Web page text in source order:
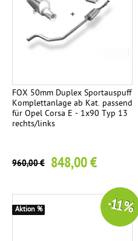
FOX 50mm Duplex Sportauspuff
Komplettanlage ab Kat. passend
für Opel Corsa E - 1x90 Typ 13
rechts/links
960,00 € 848,00 €
-11 %
Aktion %